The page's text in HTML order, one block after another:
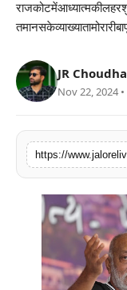
जालोर
शिक्षा
लाइफस्टाइल
मनोरंजन
तकनीक
JR
Nov 22, 2024